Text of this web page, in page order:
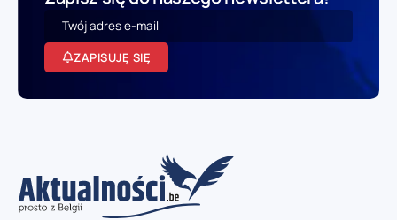
ZAPISUJĘ SIĘ